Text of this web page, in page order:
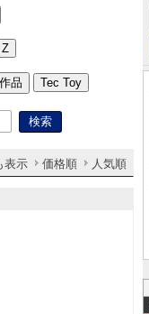
Z
品 Tec Toy
表示 価格順 人気順